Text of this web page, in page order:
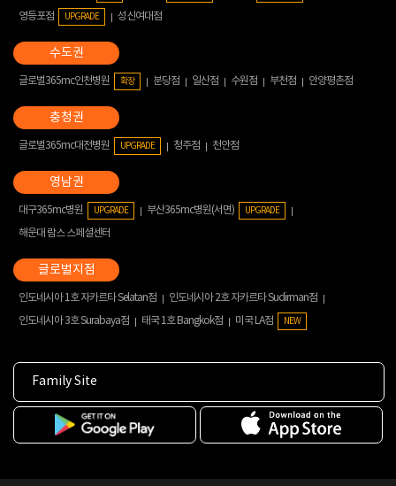
영등포점
UPGRADE 성신여대점
글로벌365mc인천병원 확장 분당점 일산점 수원점 부천점 안양평촌점
글로벌365mc대전병원 UPGRADE 청주점 천안점
대구365mc병원 UPGRADE 부산365mc병원(서면) UPGRADE
해운대 람스 스페셜센터
인도네시아 1호 자카르타 Selatan점
인도네시아 2호 자카르타 Sudirman점
인도네시아 3호 Surabaya점
태국 1호 Bangkok점 미국 LA점 NEW
Family Site